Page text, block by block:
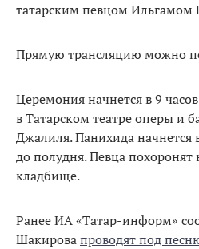
татарским певцом
Прямую трансляцию можно
Церемония начнется в 9
в Татарском театре оперы и
Джалиля. Панихида начнется
до полудня. Певца похоронят
кладбище.
Ранее ИА «Татар-информ»
Шакировапроводят под